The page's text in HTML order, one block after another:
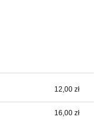
płatności
12,00 zł
16,00 zł